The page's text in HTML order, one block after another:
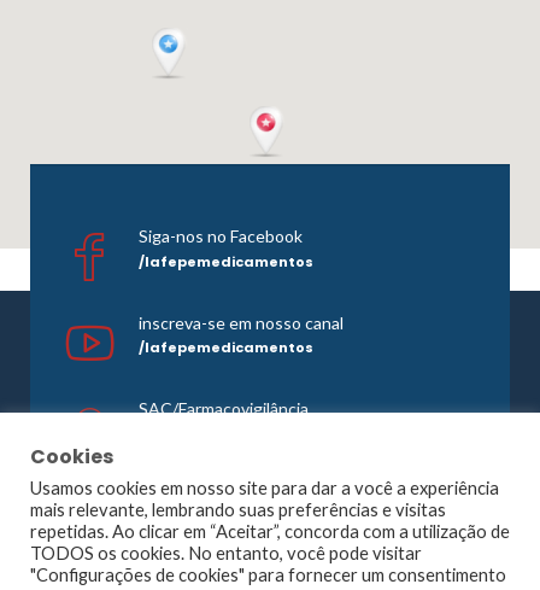
Siga-nos no Facebook
/lafepemedicamentos
inscreva-se em nosso canal
/lafepemedicamentos
SAC/Farmacovigilância
©1965 - 2026 Todos os direitos reservados. Lafepe |
Wordpress Optimized byAgência Planner
Cookies
Usamos cookies em nosso site para dar a você a experiência
mais relevante, lembrando suas preferências e visitas
repetidas. Ao clicar em “Aceitar”, concorda com a utilização de
TODOS os cookies. No entanto, você pode visitar
"Configurações de cookies" para fornecer um consentimento